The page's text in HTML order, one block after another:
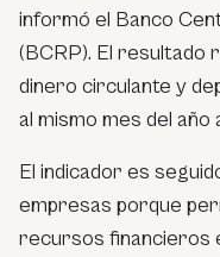
informó el Banco
(BCRP). El resultado
dinero circulante y
al mismo mes del año
El indicador es
empresas porque
recursos financieros